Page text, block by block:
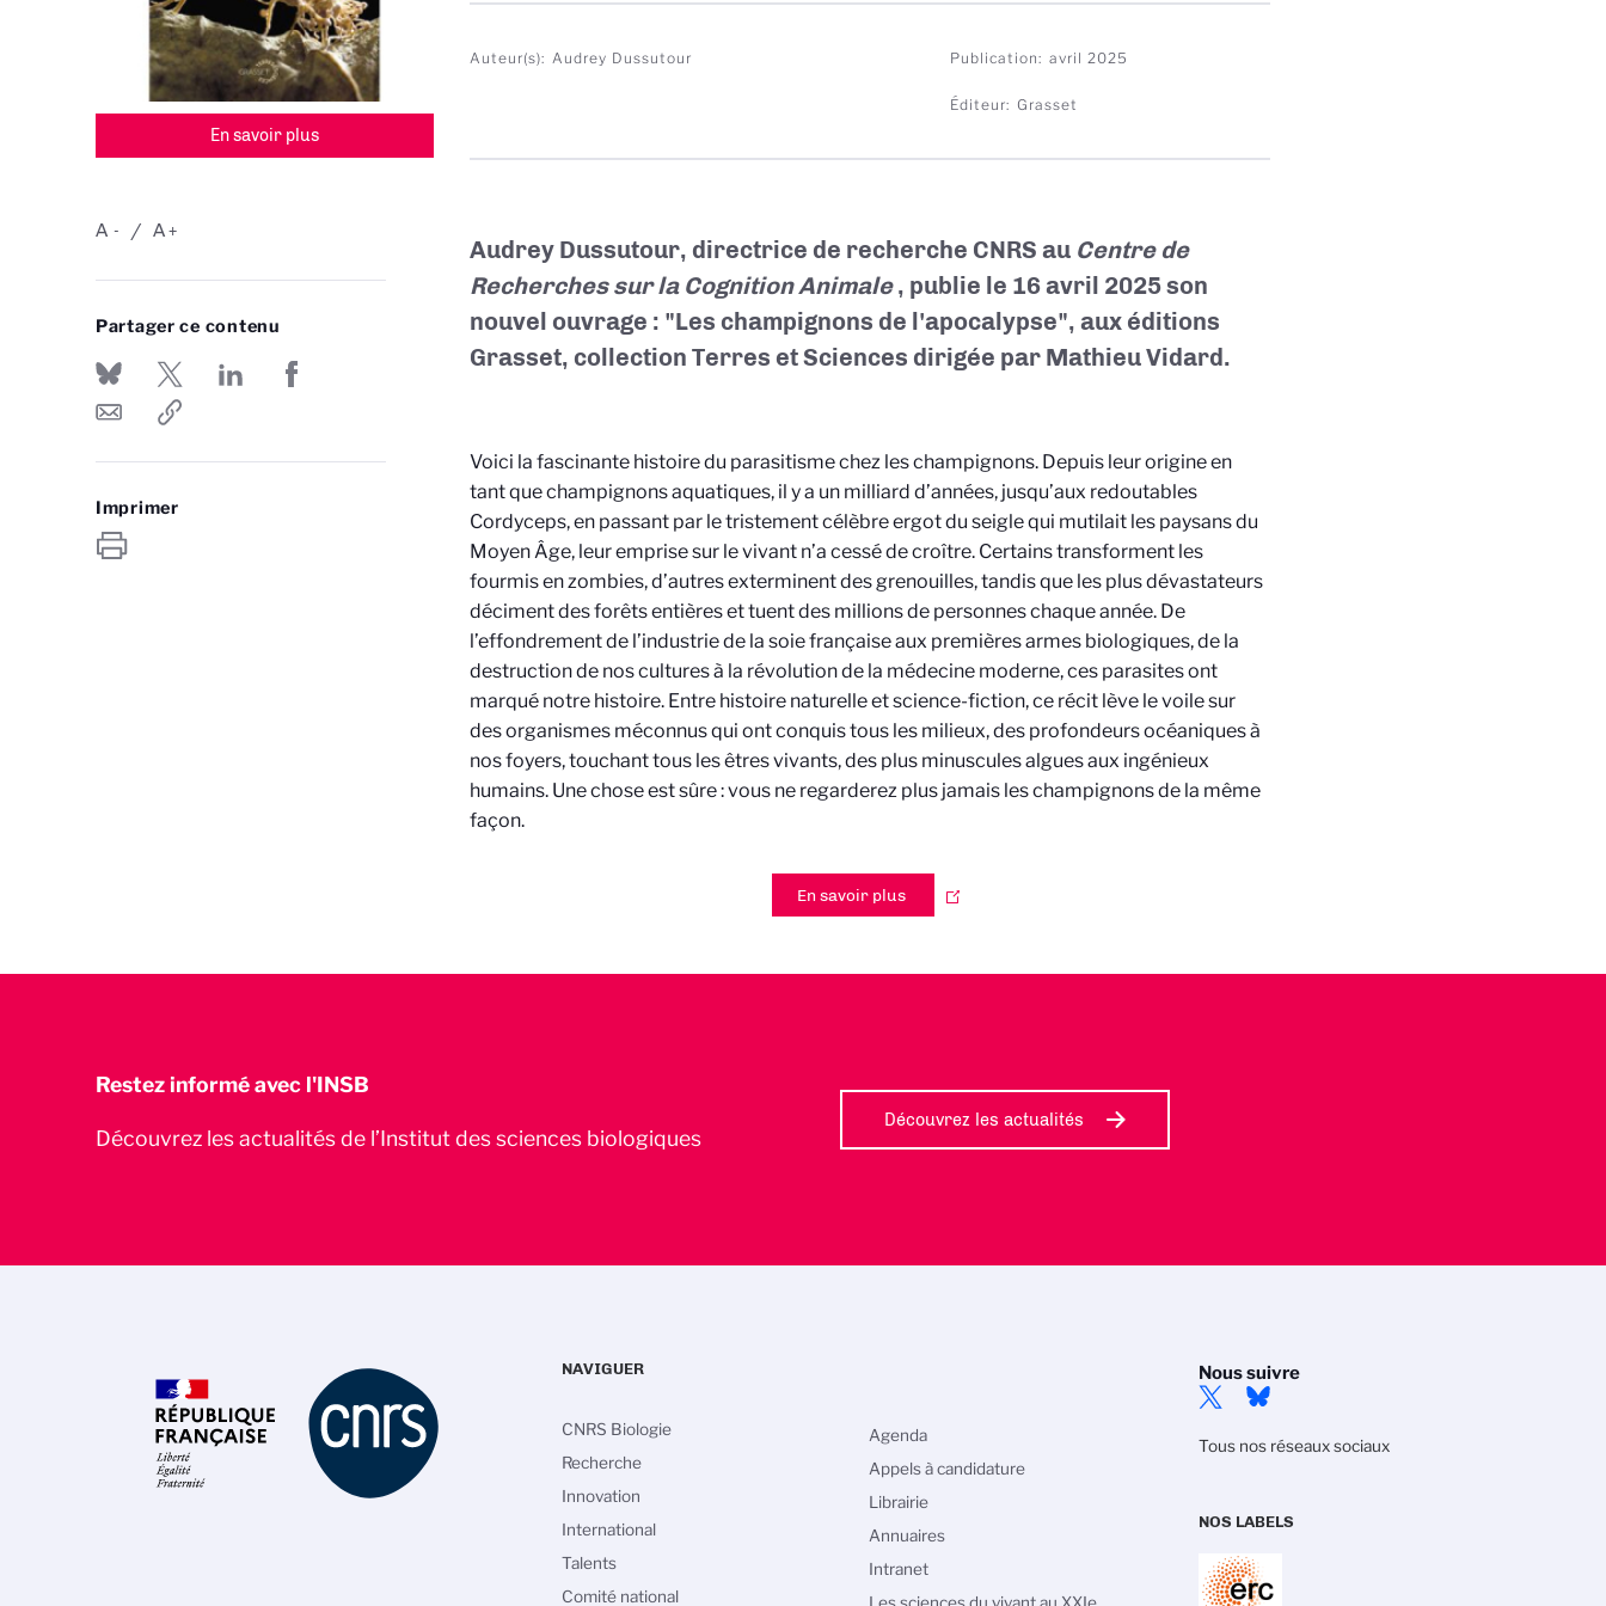
En savoir plus
-
A +
A
Partager ce contenu
Imprimer
Auteur(s) Audrey Dussutour Publication avril 2025
Éditeur Grasset
Audrey Dussutour, directrice de recherche CNRS au Centre de
Recherches sur la Cognition Animale, publie le 16 avril 2025 son
nouvel ouvrage : "Les champignons de l'apocalypse", aux éditions
Grasset, collection Terres et Sciences dirigée par Mathieu Vidard.
Voici la fascinante histoire du parasitisme chez les champignons. Depuis leur origine en
tant que champignons aquatiques, il y a un milliard d’années, jusqu’aux redoutables
Cordyceps, en passant par le tristement célèbre ergot du seigle qui mutilait les paysans du
Moyen Âge, leur emprise sur le vivant n’a cessé de croître. Certains transforment les
fourmis en zombies, d’autres exterminent des grenouilles, tandis que les plus dévastateurs
déciment des forêts entières et tuent des millions de personnes chaque année. De
l’effondrement de l’industrie de la soie française aux premières armes biologiques, de la
destruction de nos cultures à la révolution de la médecine moderne, ces parasites ont
marqué notre histoire. Entre histoire naturelle et science-fiction, ce récit lève le voile sur
des organismes méconnus qui ont conquis tous les milieux, des profondeurs océaniques à
nos foyers, touchant tous les êtres vivants, des plus minuscules algues aux ingénieux
humains. Une chose est sûre : vous ne regarderez plus jamais les champignons de la même
façon.
En savoir plus
Restez informé avec l'INSB
Découvrez les actualités de l’Institut des sciences biologiques
Découvrez les actualités
Nous suivre
Tous nos réseaux sociaux
NOS LABELS
NAVIGUER
CNRS Biologie
Recherche
Innovation
International
Talents
Comité national
Agenda
Appels à candidature
Librairie
Annuaires
Intranet